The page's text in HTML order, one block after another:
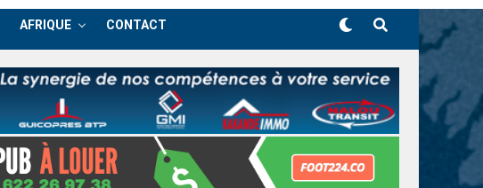
AFRIQUE CONTACT